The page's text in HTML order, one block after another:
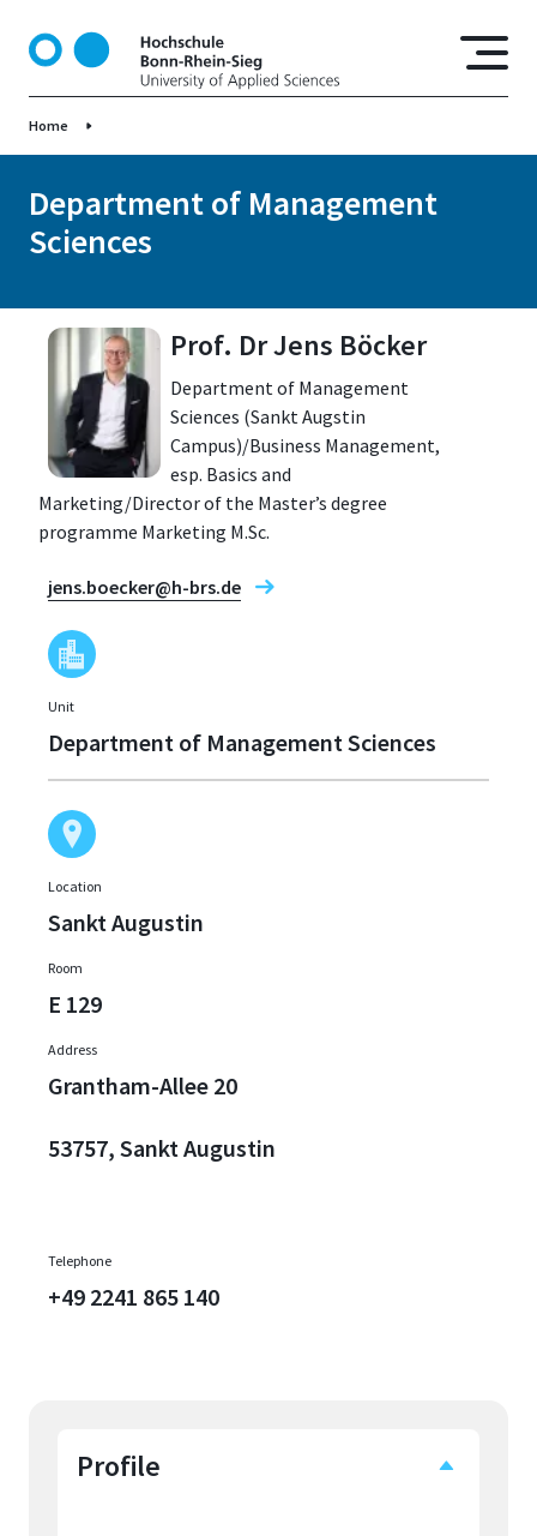
o
c
Home
Department of Management
Sciences
Prof. Dr Jens Böcker
Department of Management
Sciences (Sankt Augstin
Campus)/Business Management,
esp. Basics and
Marketing/Director of the Master’s degree
programme Marketing M.Sc.
jens.boecker@h-brs.de
Unit
Department of Management Sciences
Location
Sankt Augustin
Room
E 129
Address
Grantham-Allee 20
53757, Sankt Augustin
Telephone
+49 2241 865 140
Profile